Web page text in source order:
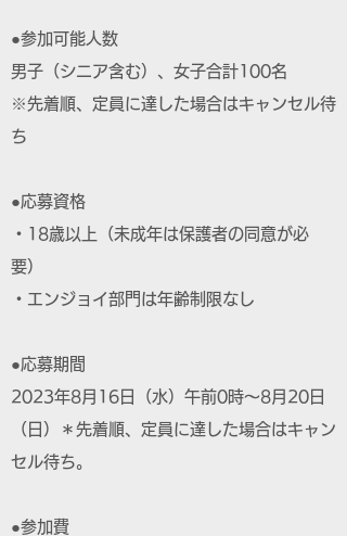
●参加可能人数
男子（シニア含む）、女子合計100名
※先着順、定員に達した場合はキャンセル待
ち
●応募資格
・18歳以上（未成年は保護者の同意が必
要）
・エンジョイ部門は年齢制限なし
●応募期間
2023年8月16日（水）午前0時～8月20日
（日）＊先着順、定員に達した場合はキャン
セル待ち。
●参加費